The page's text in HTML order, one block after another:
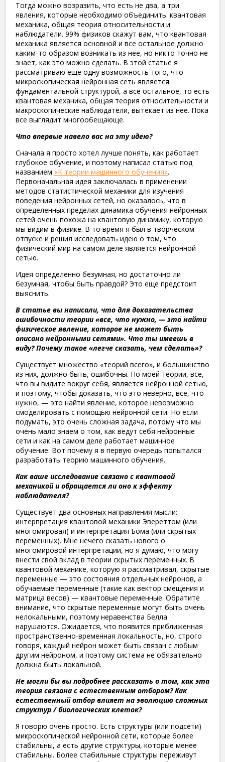
Тогда можно возразить, что есть не два, а три
явления, которые необходимо объединить: квантовая
механика, общая теория относительности и
наблюдатели. 99% физиков скажут вам, что квантовая
механика является основной и все остальное должно
каким-то образом возникать из нее, но никто точно не
знает, как это можно сделать. В этой статье я
рассматриваю еще одну возможность того, что
микроскопическая нейронная сеть является
фундаментальной структурой, а все остальное, то есть
квантовая механика, общая теория относительности и
макроскопические наблюдатели, вытекает из нее. Пока
все выглядит многообещающе.
Что впервые навело вас на эту идею?
Сначала я просто хотел лучше понять, как работает
глубокое обучение, и поэтому написал статью под
названием «К теории машинного обучения».
Первоначальная идея заключалась в применении
методов статистической механики для изучения
поведения нейронных сетей, но оказалось, что в
определенных пределах динамика обучения нейронных
сетей очень похожа на квантовую динамику, которую
мы видим в физике. В то время я был в творческом
отпуске и решил исследовать идею о том, что
физический мир на самом деле является нейронной
сетью.
Идея определенно безумная, но достаточно ли
безумная, чтобы быть правдой? Это еще предстоит
выяснить.
В статье вы написали, что для доказательства
ошибочности теории «все, что нужно, — это найти
физическое явление, которое не может быть
описано нейронными сетями». Что ты имеешь в
виду? Почему такое «легче сказать, чем сделать»?
Существует множество «теорий всего», и большинство
из них, должно быть, ошибочны. По моей теории, все,
что вы видите вокруг себя, является нейронной сетью,
и поэтому, чтобы доказать, что это неверно, все, что
нужно, — это найти явление, которое невозможно
смоделировать с помощью нейронной сети. Но если
подумать, это очень сложная задача, потому что мы
очень мало знаем о том, как ведут себя нейронные
сети и как на самом деле работает машинное
обучение. Вот почему я в первую очередь попытался
разработать теорию машинного обучения.
Как ваше исследование связано с квантовой
механикой и обращается ли оно к эффекту
наблюдателя?
Существует два основных направления мысли:
интерпретация квантовой механики Эвереттом (или
многомировая) и интерпретация Бома (или скрытых
переменных). Мне нечего сказать нового о
многомировой интерпретации, но я думаю, что могу
внести свой вклад в теории скрытых переменных. В
квантовой механике, которую я рассматривал, скрытые
переменные — это состояния отдельных нейронов, а
обучаемые переменные (такие как вектор смещения и
матрица весов) — квантовые переменные. Обратите
внимание, что скрытые переменные могут быть очень
нелокальными, поэтому неравенства Белла
нарушаются. Ожидается, что появится приближенная
пространственно-временная локальность, но, строго
говоря, каждый нейрон может быть связан с любым
другим нейроном, и поэтому система не обязательно
должна быть локальной.
Не могли бы вы подробнее рассказать о том, как эта
теория связана с естественным отбором? Как
естественный отбор влияет на эволюцию сложных
структур / биологических клеток?
Я говорю очень просто. Есть структуры (или подсети)
микроскопической нейронной сети, которые более
стабильны, а есть другие структуры, которые менее
стабильны. Более стабильные структуры переживут